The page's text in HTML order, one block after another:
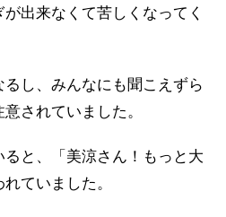
出来なくて苦しくなってく
し、みんなにも聞こえずら
されていました。
と、「美涼さん！もっと大
ていました。